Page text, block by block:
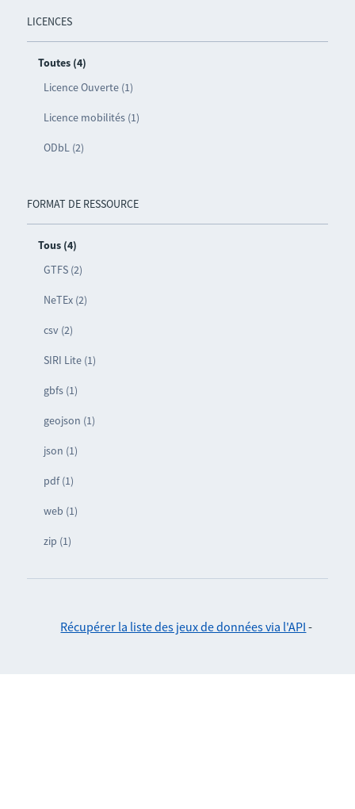
LICENCES
Toutes (4)
Licence Ouverte (1)
Licence mobilités (1)
ODbL (2)
FORMAT DE RESSOURCE
Tous (4)
GTFS (2)
NeTEx (2)
csv (2)
SIRI Lite (1)
gbfs (1)
geojson (1)
json (1)
pdf (1)
web (1)
zip (1)
Récupérer la liste des jeux de données via l'API -